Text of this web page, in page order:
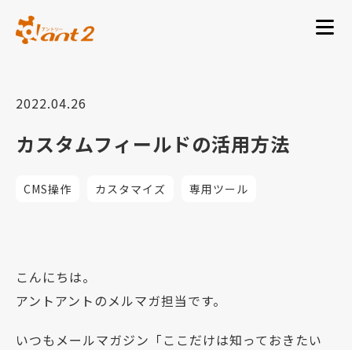
2022.04.26
カスタムフィールドの活用方法
CMS操作 カスタマイズ 専用ツール
こんにちは。
アントアントのメルマガ担当です。
いつもメールマガジン「ここだけは知っておきたい